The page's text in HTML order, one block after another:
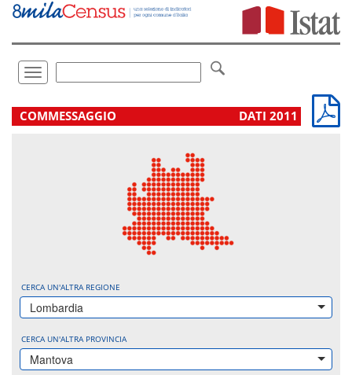
Vai
direttamente
Toggle
navigation
.
COMMESSAGGIO DATI 2011
CERCA UN'ALTRA REGIONE
Lombardia
CERCA UN'ALTRA PROVINCIA
Mantova